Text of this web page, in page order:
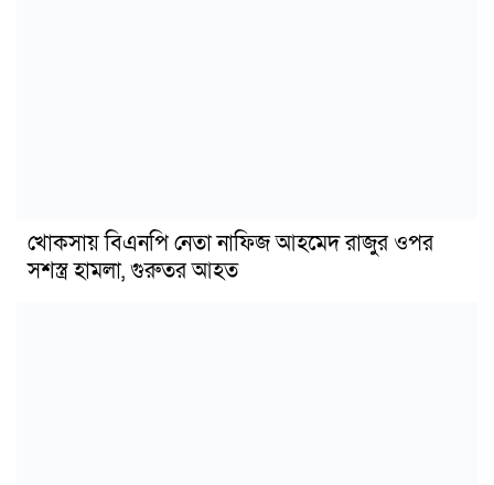
খোকসায় বিএনপি নেতা নাফিজ আহমেদ রাজুর ওপর
সশস্ত্র হামলা, গুরুতর আহত